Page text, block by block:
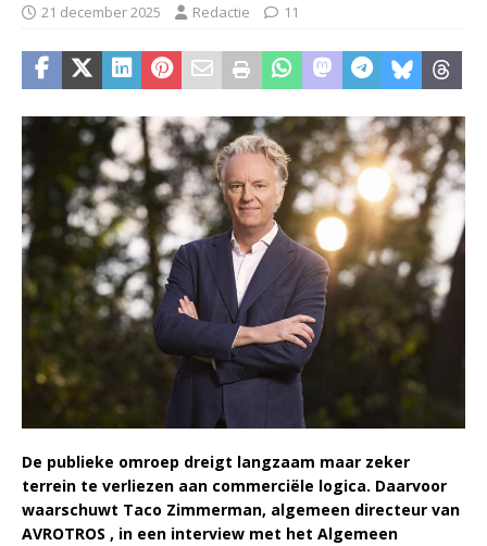
21 december 2025 Redactie 11
De publieke omroep dreigt langzaam maar zeker
terrein te verliezen aan commerciële logica. Daarvoor
waarschuwt Taco Zimmerman, algemeen directeur van
AVROTROS , in een interview met het Algemeen